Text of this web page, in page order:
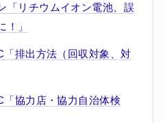
「リチウムイオン電池、誤
！」
排出方法（回収対象、対
協力店・協力自治体検